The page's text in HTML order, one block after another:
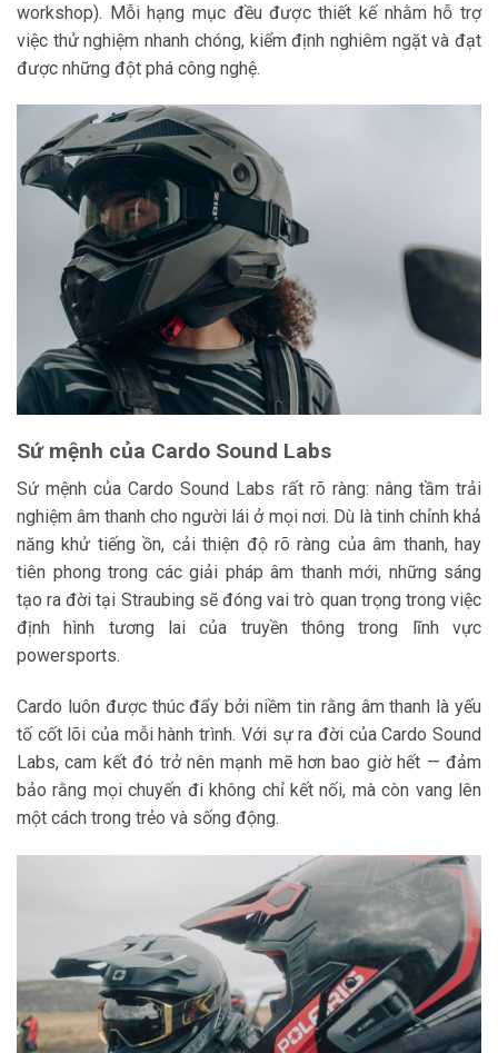
workshop). Mỗi hạng mục đều được thiết kế nhằm hỗ trợ
việc thử nghiệm nhanh chóng, kiểm định nghiêm ngặt và đạt
được những đột phá công nghệ.
Sứ mệnh của Cardo Sound Labs
Sứ mệnh của Cardo Sound Labs rất rõ ràng: nâng tầm trải
nghiệm âm thanh cho người lái ở mọi nơi. Dù là tinh chỉnh khả
năng khử tiếng ồn, cải thiện độ rõ ràng của âm thanh, hay
tiên phong trong các giải pháp âm thanh mới, những sáng
tạo ra đời tại Straubing sẽ đóng vai trò quan trọng trong việc
định hình tương lai của truyền thông trong lĩnh vực
powersports.
Cardo luôn được thúc đẩy bởi niềm tin rằng âm thanh là yếu
tố cốt lõi của mỗi hành trình. Với sự ra đời của Cardo Sound
Labs, cam kết đó trở nên mạnh mẽ hơn bao giờ hết — đảm
bảo rằng mọi chuyến đi không chỉ kết nối, mà còn vang lên
một cách trong trẻo và sống động.